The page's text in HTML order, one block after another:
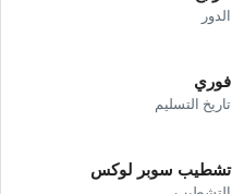
الدور
فوري
تاريخ التسليم
تشطيب سوبر لوكس